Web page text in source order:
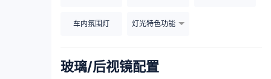
车内氛围灯 灯光特色功能
玻璃/后视镜配置